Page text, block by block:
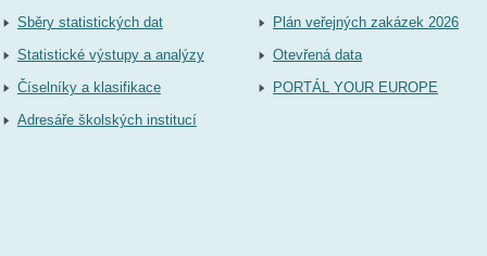
Sběry statistických dat
Statistické výstupy a analýzy
Číselníky a klasifikace
Adresáře školských institucí
Plán veřejných zakázek 2026
Otevřená data
PORTÁL YOUR EUROPE